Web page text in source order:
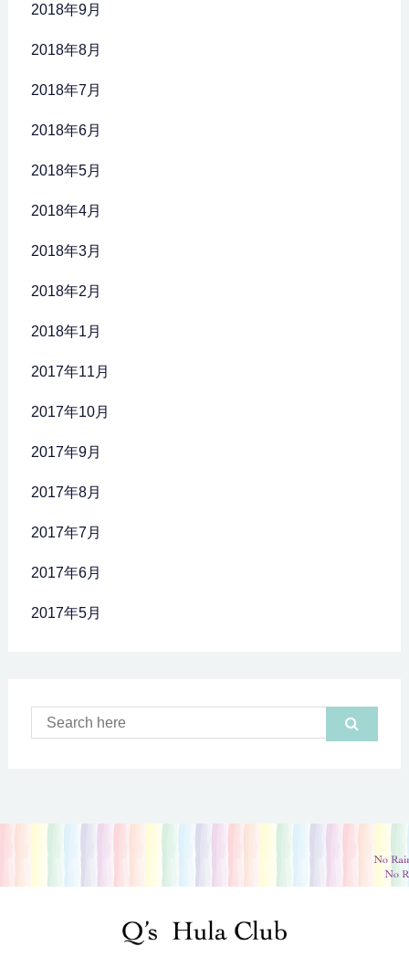
2018年9月
2018年8月
2018年7月
2018年6月
2018年5月
2018年4月
2018年3月
2018年2月
2018年1月
2017年11月
2017年10月
2017年9月
2017年8月
2017年7月
2017年6月
2017年5月